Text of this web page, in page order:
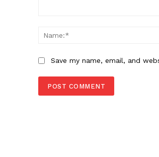
Save my name, email, and